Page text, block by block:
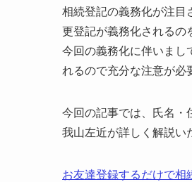
相続登記の義務化が注目
更登記が義務化されるの
今回の義務化に伴いまし
れるので充分な注意が必
今回の記事では、氏名・
我山左近が詳しく解説い
お友達登録するだけで相